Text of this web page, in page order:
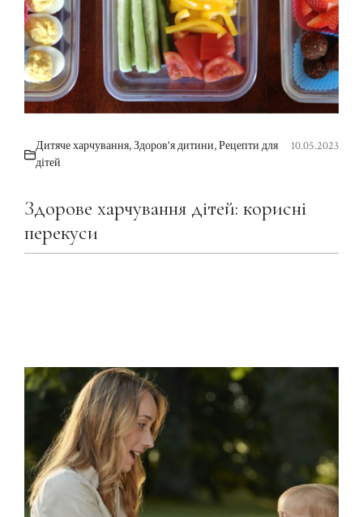
Дитяче харчування,Здоров'я дитини,Рецепти для
дітей
10.05.2023
Здорове харчування дітей: корисні
перекуси